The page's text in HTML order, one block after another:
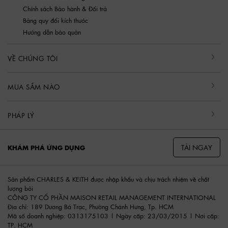
Chính sách Bảo hành & Đổi trả
Bảng quy đổi kích thước
Hướng dẫn bảo quản
VỀ CHÚNG TÔI
MUA SẮM NÀO
PHÁP LÝ
KHÁM PHÁ ỨNG DỤNG TẢI NGAY
Sản phẩm CHARLES & KEITH được nhập khẩu và chịu trách nhiệm về chất
lượng bởi
CÔNG TY CỔ PHẦN MAISON RETAIL MANAGEMENT INTERNATIONAL
Địa chỉ: 189 Dương Bá Trạc, Phường Chánh Hưng, Tp. HCM
Mã số doanh nghiệp: 0313175103 | Ngày cấp: 23/03/2015 | Nơi cấp:
TP. HCM